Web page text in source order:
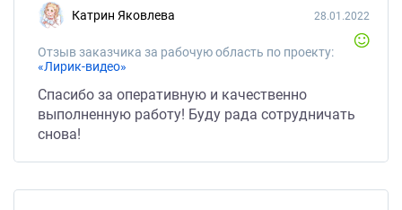
Катрин Яковлева
Отзыв заказчика за рабочую область по проекту:
«Лирик-видео»
28.01.2022
Спасибо за оперативную и качественно
выполненную работу! Буду рада сотрудничать
снова!